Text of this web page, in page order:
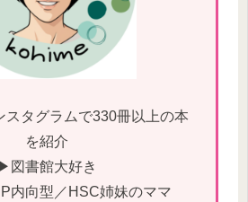
タグラムで330冊以上の本
を紹介
▶図書館大好き
内向型／HSC姉妹のママ